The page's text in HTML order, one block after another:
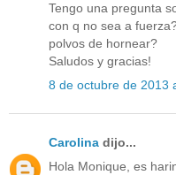
Tengo una pregunta
con q no sea a
polvos de hornear?
Saludos y gracias!
8 de octubre de 2013
Carolina dijo...
Hola Monique, es